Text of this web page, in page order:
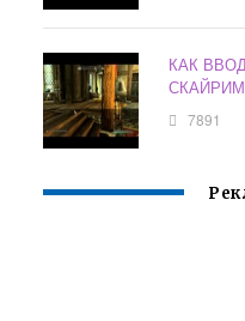
КАК
7891